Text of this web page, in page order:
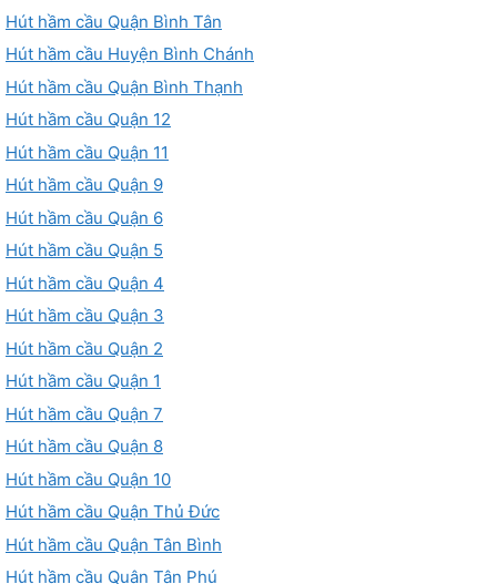
Hút hầm cầu Quận Bình Tân
Hút hầm cầu Huyện Bình Chánh
Hút hầm cầu Quận Bình Thạnh
Hút hầm cầu Quận 12
Hút hầm cầu Quận 11
Hút hầm cầu Quận 9
Hút hầm cầu Quận 6
Hút hầm cầu Quận 5
Hút hầm cầu Quận 4
Hút hầm cầu Quận 3
Hút hầm cầu Quận 2
Hút hầm cầu Quận 1
Hút hầm cầu Quận 7
Hút hầm cầu Quận 8
Hút hầm cầu Quận 10
Hút hầm cầu Quận Thủ Đức
Hút hầm cầu Quận Tân Bình
Hút hầm cầu Quận Tân Phú